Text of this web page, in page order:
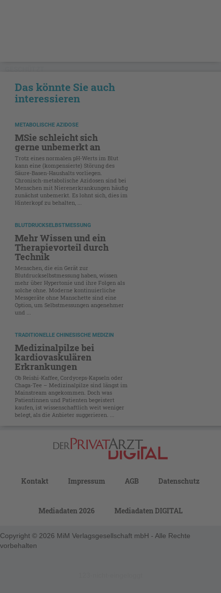
Das könnte Sie auch
interessieren
METABOLISCHE AZIDOSE
MSie schleicht sich
gerne unbemerkt an
Trotz eines normalen pH-Werts im Blut
kann eine (kompensierte) Störung des
Säure-Basen-Haushalts vorliegen.
Chronisch-metabolische Azidosen sind bei
Menschen mit Nierenerkrankungen häufig
zunächst unbemerkt. Es lohnt sich, dies im
Hinterkopf zu behalten, ...
BLUTDRUCKSELBSTMESSUNG
Mehr Wissen und ein
Therapievorteil durch
Technik
Menschen, die ein Gerät zur
Blutdruckselbstmessung haben, wissen
mehr über Hypertonie und ihre Folgen als
solche ohne. Moderne kontinuierliche
Messgeräte ohne Manschette sind eine
Option, um Selbstmessungen angenehmer
und ...
TRADITIONELLE CHINESISCHE MEDIZIN
Medizinalpilze bei
kardiovaskulären
Erkrankungen
Ob Reishi-Kaffee, Cordyceps-Kapseln oder
Chaga-Tee – Medizinalpilze sind längst im
Mainstream angekommen. Doch was
Patientinnen und Patienten begeistert
kaufen, ist wissenschaftlich weit weniger
belegt, als die Anbieter suggerieren. ...
Kontakt Impressum AGB Datenschutz
Mediadaten 2026 Mediadaten DIGITAL
Copyright © 2026 MiM Verlagsgesellschaft mbH - Alle Rechte
vorbehalten